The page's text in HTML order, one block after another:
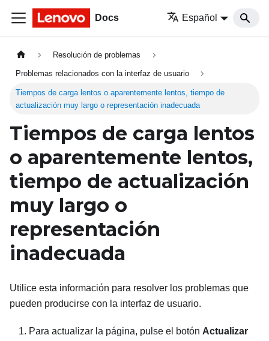
Docs Español
Resolución de problemas
Problemas relacionados con la interfaz de usuario
Tiempos de carga lentos o aparentemente lentos, tiempo de
actualización muy largo o representación inadecuada
Tiempos de carga lentos
o aparentemente lentos,
tiempo de actualización
muy largo o
representación
inadecuada
Utilice esta información para resolver los problemas que
pueden producirse con la interfaz de usuario.
Para actualizar la página, pulse el botón Actualizar